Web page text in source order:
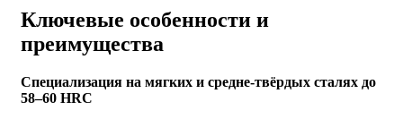
Ключевые особенности и
преимущества
Специализация на мягких и средне-твёрдых сталях до
58–60 HRC